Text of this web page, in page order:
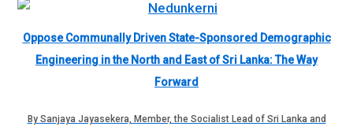
Oppose Communally Driven State-Sponsored Demographic
Engineering in the North and East of Sri Lanka: The Way
Forward
By Sanjaya Jayasekera, Member, the Socialist Lead of Sri Lanka and